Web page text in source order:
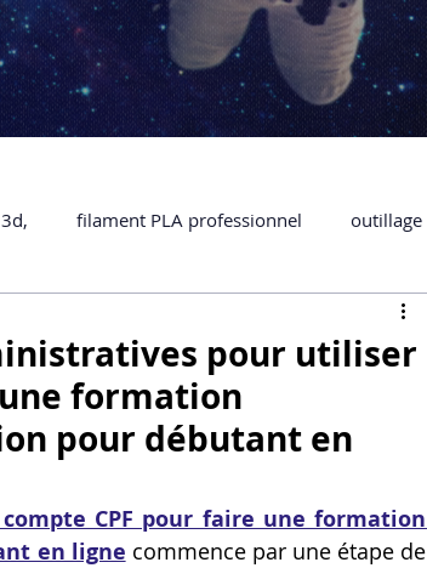
filament PLA professionnel outillage
SCANNER 3D impression 3D
en ligne. Formation 3D CPF CREALITY,
pour utiliser
formation
pour débutant en
CPF pour faire une formation
en ligne commence par une étape de